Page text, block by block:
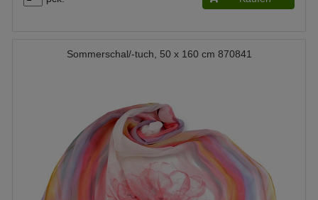
Sommerschal/-tuch, 50 x 160 cm 870841